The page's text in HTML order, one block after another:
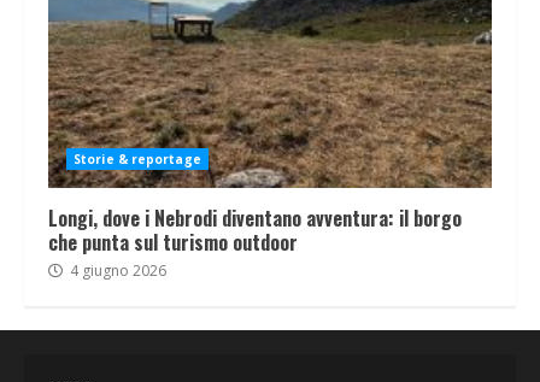
Storie & reportage
Longi, dove i Nebrodi diventano avventura: il borgo
che punta sul turismo outdoor
4 giugno 2026